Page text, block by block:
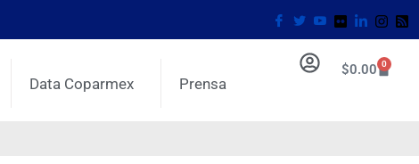
Data Coparmex Prensa
$0.00 0